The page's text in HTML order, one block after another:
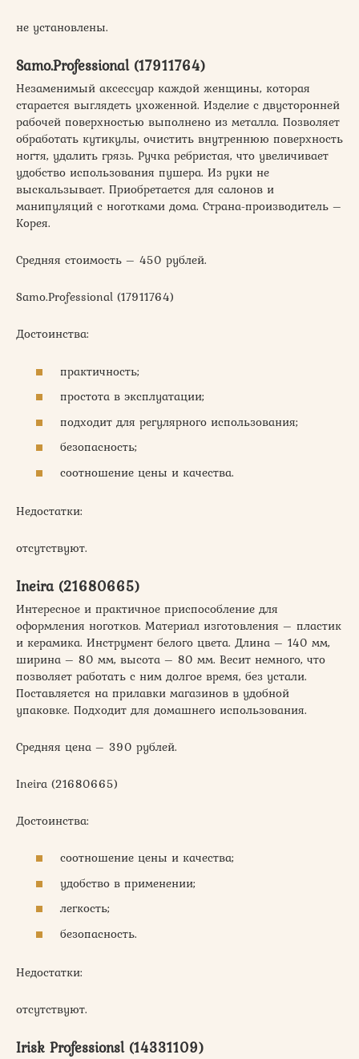
не установлены.
Samo.Professional (17911764)
Незаменимый аксессуар каждой женщины, которая
старается выглядеть ухоженной. Изделие с двусторонней
рабочей поверхностью выполнено из металла. Позволяет
обработать кутикулы, очистить внутреннюю поверхность
ногтя, удалить грязь. Ручка ребристая, что увеличивает
удобство использования пушера. Из руки не
выскальзывает. Приобретается для салонов и
манипуляций с ноготками дома. Страна-производитель –
Корея.
Средняя стоимость – 450 рублей.
Samo.Professional (17911764)
Достоинства:
практичность;
простота в эксплуатации;
подходит для регулярного использования;
безопасность;
соотношение цены и качества.
Недостатки:
отсутствуют.
Ineira (21680665)
Интересное и практичное приспособление для
оформления ноготков. Материал изготовления – пластик
и керамика. Инструмент белого цвета. Длина – 140 мм,
ширина – 80 мм, высота – 80 мм. Весит немного, что
позволяет работать с ним долгое время, без устали.
Поставляется на прилавки магазинов в удобной
упаковке. Подходит для домашнего использования.
Средняя цена – 390 рублей.
Ineira (21680665)
Достоинства:
соотношение цены и качества;
удобство в применении;
легкость;
безопасность.
Недостатки:
отсутствуют.
Irisk Professionsl (14331109)